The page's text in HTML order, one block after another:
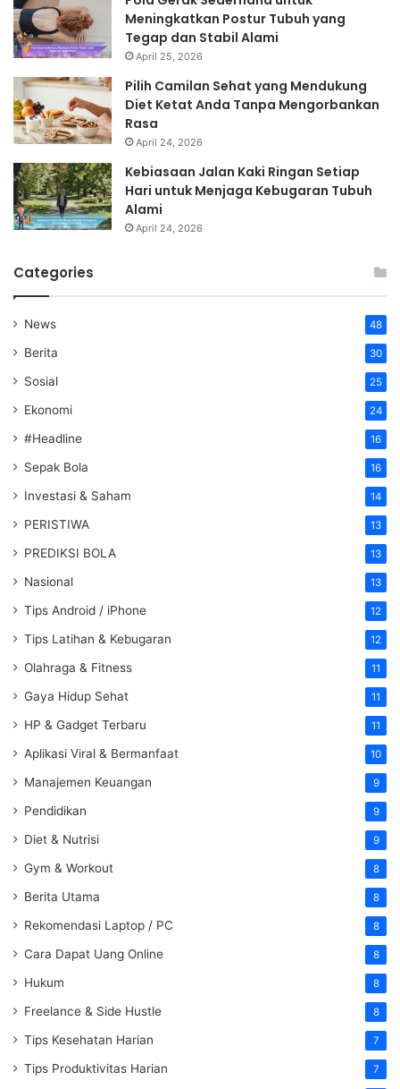
Meningkatkan Postur Tubuh yang
Tegap dan Stabil Alami
April 25, 2026
Pilih Camilan Sehat yang Mendukung
Diet Ketat Anda Tanpa Mengorbankan
Rasa
April 24, 2026
Kebiasaan Jalan Kaki Ringan Setiap
Hari untuk Menjaga Kebugaran Tubuh
Alami
April 24, 2026
Categories
News 48
Berita 30
Sosial 25
Ekonomi 24
#Headline 16
Sepak Bola 16
Investasi & Saham 14
PERISTIWA 13
PREDIKSI BOLA 13
Nasional 13
Tips Android / iPhone 12
Tips Latihan & Kebugaran 12
Olahraga & Fitness 11
Gaya Hidup Sehat 11
HP & Gadget Terbaru 11
Aplikasi Viral & Bermanfaat 10
Manajemen Keuangan 9
Pendidikan 9
Diet & Nutrisi 9
Gym & Workout 8
Berita Utama 8
Rekomendasi Laptop / PC 8
Cara Dapat Uang Online 8
Hukum 8
Freelance & Side Hustle 8
Tips Kesehatan Harian 7
Tips Produktivitas Harian 7